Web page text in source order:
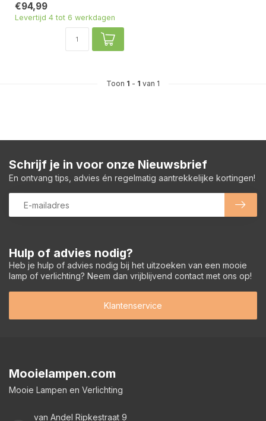
€94,99
Levertijd 4 tot 6 werkdagen
Toon 1 - 1 van 1
Hulp of advies nodig?
Heb je hulp of advies nodig bij het uitzoeken van een mooie
lamp of verlichting? Neem dan vrijblijvend contact met ons op!
Klantenservice
Schrijf je in voor onze Nieuwsbrief
En ontvang tips, advies én regelmatig aantrekkelijke kortingen!
Mooielampen.com
Mooie Lampen en Verlichting
van Andel Ripkestraat 9